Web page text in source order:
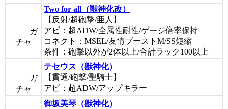
ガ
チャ
Two for all（獣神化改）
【反射/超砲撃/亜人】
アビ：超ADW/全属性耐性/ゲージ倍率保持
コネクト：MSEL/友情ブーストM/SS短縮
条件：砲撃以外が2体以上/合計ラック100以上
ガ
チャ
テセウス（獣神化）
【貫通/砲撃/聖騎士】
アビ：超ADW/アップキラー
御坂美琴（獣神化）